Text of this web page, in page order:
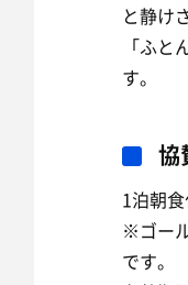
と静け
「ふ
す。
協
1泊朝
※ゴー
です。